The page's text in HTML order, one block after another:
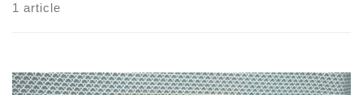
1 article